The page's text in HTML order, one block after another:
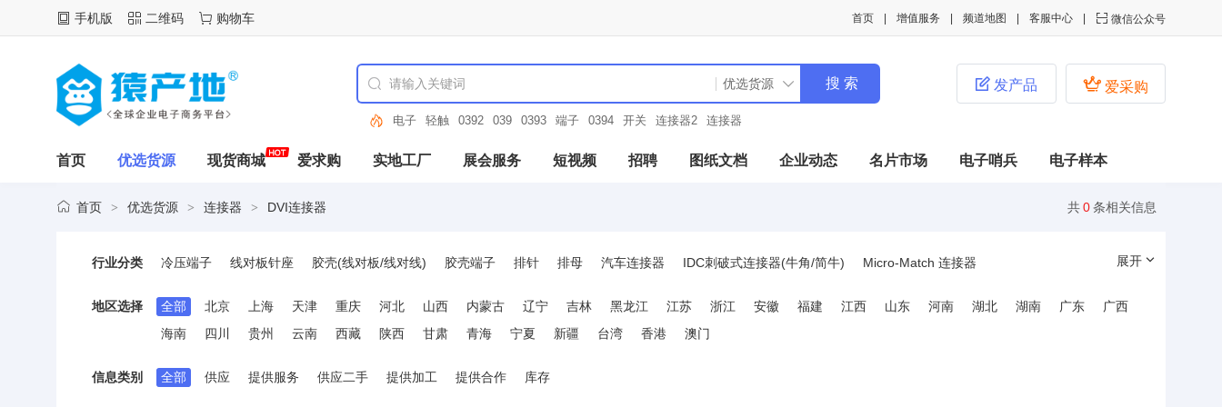
手机版 二维码 购物车  微信公众号
客服中心
频道地图
增值服务
首页
电子 轻触 0392 039 0393 端子 0394 开关 连接器2 连接器
 爱采购
 发产品
首页 优选货源 现货商城 爱求购 实地工厂 展会服务 短视频 招聘 图纸文档 企业动态 名片市场 电子哨兵 电子样本
共0条相关信息
首页 > 优选货源 > 连接器 > DVI连接器
行业分类 冷压端子 线对板针座 胶壳(线对板/线对线) 胶壳端子 排针 排母 汽车连接器 IDC刺破式连接器(牛角/简牛)
Micro-Match 连接器
D-Sub/VGA连接器
DVI连接器 IEEE 1394/火线连接器 插拔式接线端子 螺钉式接线端子 弹簧式接线端子 栅栏式接线端子
布线快速连接式接线端子
IC/晶体管插座
RF射频同轴连接器 馈电/射频绝缘子 音频连接器(耳机) 莲花接口/RCA连接器
以太网连接器(RJ45 RJ11)
PCI/PCIe连接器 硬盘连接器(SAS/SATA/M.2)
展开
地区选择 全部 北京 上海 天津 重庆 河北 山西 内蒙古 辽宁 吉林 黑龙江 江苏 浙江 安徽 福建 江西 山东 河南 湖北 湖南 广东
广西
海南
四川 贵州 云南 西藏 陕西 甘肃 青海 宁夏 新疆 台湾 香港 澳门
信息类别 全部 供应 提供服务 供应二手 提供加工 提供合作 库存